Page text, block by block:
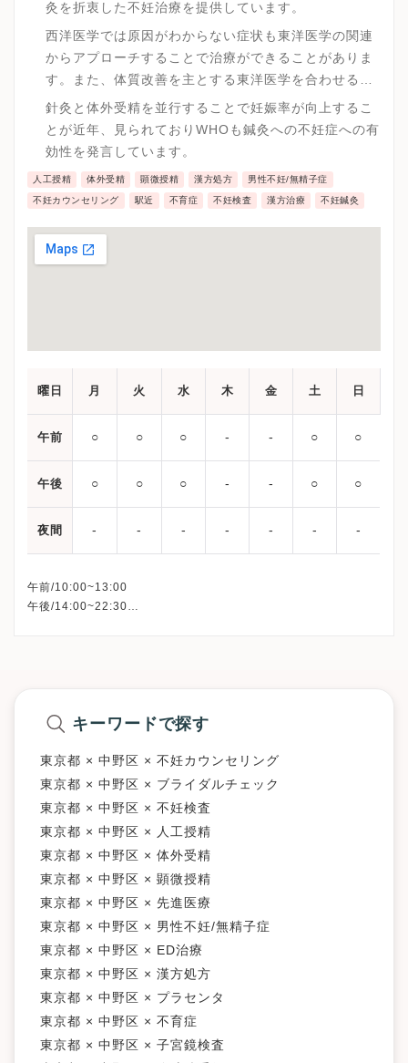
灸を折衷した不妊治療を提供しています。
西洋医学では原因がわからない症状も東洋医学の関連
からアプローチすることで治療ができることがありま
す。また、体質改善を主とする東洋医学を合わせるこ
とで不妊治療の効果を大きく高めることが可能です。
針灸と体外受精を並行することで妊娠率が向上するこ
とが近年、見られておりWHOも鍼灸への不妊症への有
効性を発言しています。
人工授精 体外受精 顕微授精 漢方処方 男性不妊/無精子症
不妊カウンセリング 駅近 不育症 不妊検査 漢方治療 不妊鍼灸
曜日 月 火 水 木 金 土 日
午前 ○ ○ ○ ‐ ‐ ○ ○
午後 ○ ○ ○ ‐ ‐ ○ ○
夜間 ‐ ‐ ‐ ‐ ‐ ‐ ‐
午前/10:00~13:00
午後/14:00~22:30
キーワードで探す
東京都 × 中野区 × 不妊カウンセリング
東京都 × 中野区 × ブライダルチェック
東京都 × 中野区 × 不妊検査
東京都 × 中野区 × 人工授精
東京都 × 中野区 × 体外受精
東京都 × 中野区 × 顕微授精
東京都 × 中野区 × 先進医療
東京都 × 中野区 × 男性不妊/無精子症
東京都 × 中野区 × ED治療
東京都 × 中野区 × 漢方処方
東京都 × 中野区 × プラセンタ
東京都 × 中野区 × 不育症
東京都 × 中野区 × 子宮鏡検査